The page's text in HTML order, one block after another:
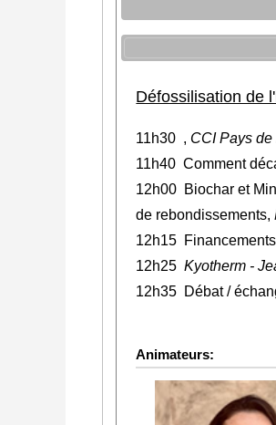
Défossilisation de
11h30 , CCI Pays
11h40Comment
12h00 Biochar et
de rebondissements,
12h15
12h25Kyotherm -
12h35 Débat /
Animateurs: